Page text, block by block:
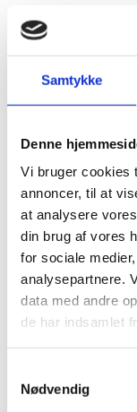
Samtykke
Denne
Vi bruger cookies
annoncer, til at
at analysere
din brug af vores
for sociale
analysepartnere.
data med andre
de har indsamlet
Nødvendig
NØGLESKABE /
BRANDSKABE
BATTERISKABE
BRANDSIKRE
SERVERSKABE
VÅBENSKABE
MOBILHOTEL
MEDICINSKABE TIL